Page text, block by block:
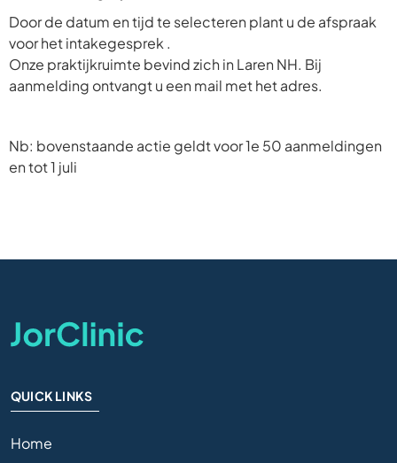
Door de datum en tijd te selecteren plant u de afspraak
voor het intakegesprek .
Onze praktijkruimte bevind zich in Laren NH. Bij
aanmelding ontvangt u een mail met het adres.
Nb: bovenstaande actie geldt voor 1e 50 aanmeldingen
en tot 1 juli
QUICK LINKS
Home